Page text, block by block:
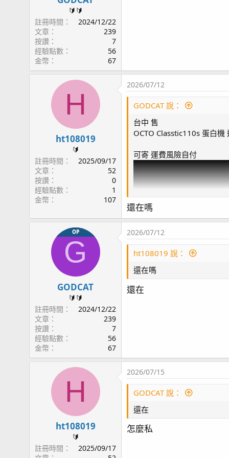
🔰🔰
註冊時間
2024/12/22
文章
239
按讚
7
經驗點數
56
金幣
67
H
ht108019
🔰
註冊時間
2025/09/17
文章
52
按讚
0
經驗點數
1
金幣
107
2026/07/12
GODCAT 說：
台中 售
OCTO Classtic110s 蛋白
可寄 運費風險自付
還在嗎
OP
G
GODCAT
🔰🔰
註冊時間
2024/12/22
文章
239
按讚
7
經驗點數
56
金幣
67
2026/07/12
ht108019 說：
還在嗎
還在
H
ht108019
🔰
註冊時間
2025/09/17
2026/07/15
GODCAT 說：
還在
怎麼私